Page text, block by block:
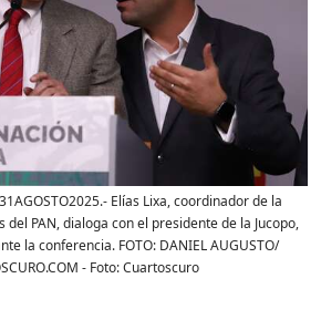
Elías Lixa, coordinador de la
del PAN, dialoga con el presidente de la Jucopo,
la conferencia. FOTO: DANIEL AUGUSTO/
- Foto:Cuartoscuro